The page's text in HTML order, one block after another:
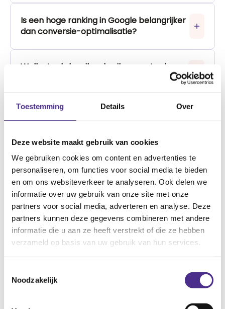
Toestemming Details Over
Deze website maakt gebruik van cookies
We gebruiken cookies om content en advertenties te
personaliseren, om functies voor social media te bieden
en om ons websiteverkeer te analyseren. Ook delen we
informatie over uw gebruik van onze site met onze
partners voor social media, adverteren en analyse. Deze
partners kunnen deze gegevens combineren met andere
informatie die u aan ze heeft verstrekt of die ze hebben
verzameld op basis van uw gebruik van hun services.
Noodzakelijk
Is een hoge ranking in Google belangrijker
dan conversie-optimalisatie?
Welke tools kan ik gebruiken om te zien
Kan mijn webdesign een negatieve
invloed hebben op sales?
Moet ik mijn prijzen direct op de website
vermelden voor meer leads?
Klaar om samen te
bouwen aan jouw